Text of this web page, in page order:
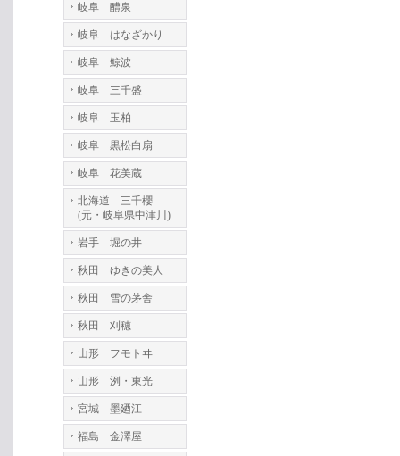
岐阜 醴泉
岐阜 はなざかり
岐阜 鯨波
岐阜 三千盛
岐阜 玉柏
岐阜 黒松白扇
岐阜 花美蔵
北海道 三千櫻
(元・岐阜県中津川)
岩手 堀の井
秋田 ゆきの美人
秋田 雪の茅舎
秋田 刈穂
山形 フモトヰ
山形 洌・東光
宮城 墨廼江
福島 金澤屋